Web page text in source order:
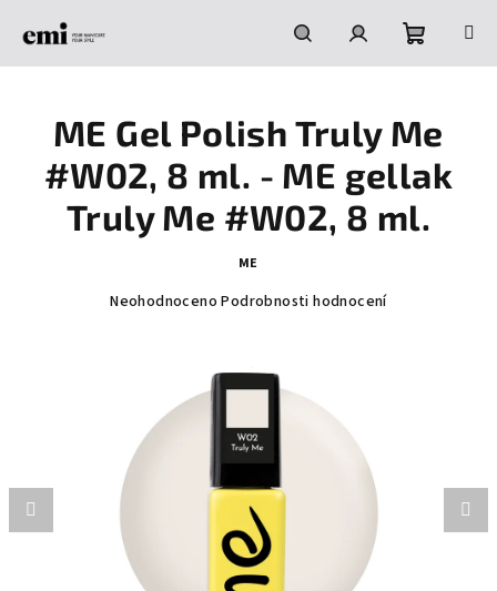
HledatPřihlášeníNákupní
košík
ME Gel Polish Truly Me
#W02, 8 ml. - ME gellak
Truly Me #W02, 8 ml.
ME
Průměrné
hvězdiček.
Neohodnoceno Podrobnosti hodnocení